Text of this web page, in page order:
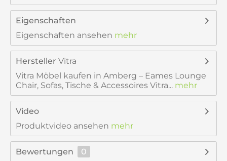
Eigenschaften
Eigenschaften ansehen mehr
Hersteller Vitra
Vitra Möbel kaufen in Amberg – Eames Lounge
Chair, Sofas, Tische & Accessoires Vitra... mehr
Video
Produktvideo ansehen mehr
Bewertungen
0